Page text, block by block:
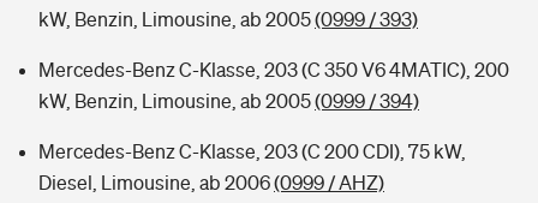
kW, Benzin, Limousine, ab 2005(0999 / 393)
Mercedes-Benz C-Klasse, 203 (C 350 V6 4MATIC), 200
kW, Benzin, Limousine, ab 2005(0999 / 394)
Mercedes-Benz C-Klasse, 203 (C 200 CDI), 75 kW,
Diesel, Limousine, ab 2006(0999 / AHZ)